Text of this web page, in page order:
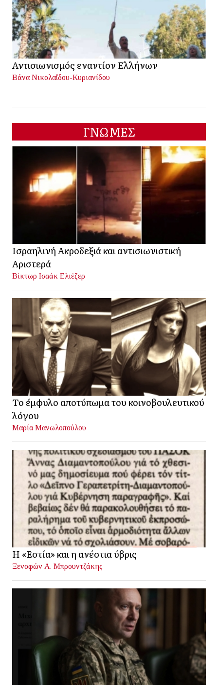
Αντισιωνισμός εναντίον Ελλήνων
Βάνα Νικολαΐδου-Κυριανίδου
ΓΝΩΜΕΣ
Ισραηλινή Ακροδεξιά και αντισιωνιστική
Αριστερά
Βίκτωρ Ισαάκ Ελιέζερ
Το έμφυλο αποτύπωμα του κοινοβουλευτικού
λόγου
Μαρία Μανωλοπούλου
Η «Εστία» και η ανέστια ύβρις
Ξενοφών Α. Μπρουντζάκης